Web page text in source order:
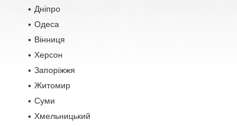
Дніпро
Одеса
Вінниця
Херсон
Запоріжжя
Житомир
Суми
Хмельницький